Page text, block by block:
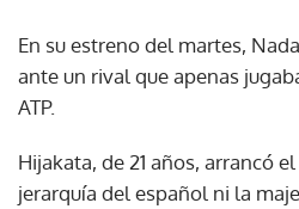
En su estreno del martes,
ante un rival que apenas
ATP.
Hijakata, de 21 años, arrancó
jerarquía del español ni la